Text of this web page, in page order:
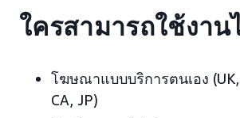
ใครสามารถใช้งาน
โฆษณาแบบบริการตนเอง (UK,
CA, JP)